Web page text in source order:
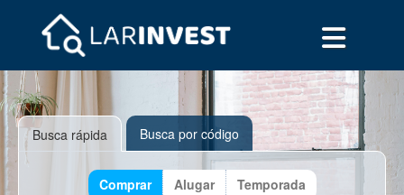
Busca rápida Busca por código
Comprar Alugar Temporada